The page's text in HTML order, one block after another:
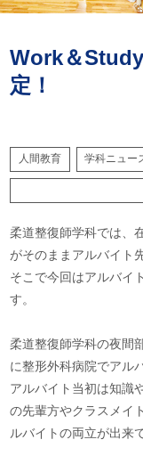
Work＆
定！
人間教育 学科ニュー
柔道整復師学科では、
がそのままアルバイト
そこで今回はアルバイ
す。
柔道整復師学科の夜間
に整形外科病院でアル
アルバイト当初は知識
の先輩方やクラスメイ
ルバイトの両立が出来